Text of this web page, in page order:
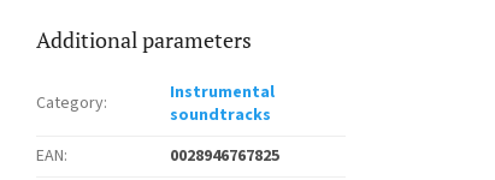
Additional parameters
Category:
Instrumental
soundtracks
EAN:
0028946767825